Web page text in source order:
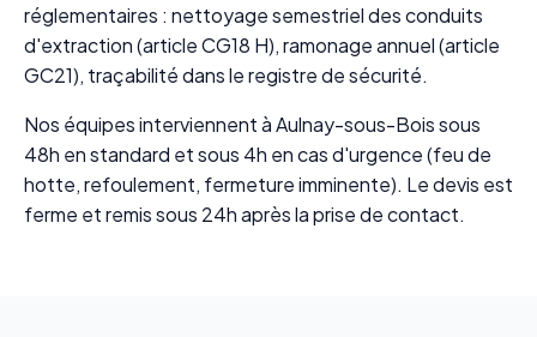
réglementaires : nettoyage semestriel des conduits
d'extraction (article CG18 H), ramonage annuel (article
GC21), traçabilité dans le registre de sécurité.
Nos équipes interviennent à Aulnay-sous-Bois sous
48h en standard et sous 4h en cas d'urgence (feu de
hotte, refoulement, fermeture imminente). Le devis est
ferme et remis sous 24h après la prise de contact.